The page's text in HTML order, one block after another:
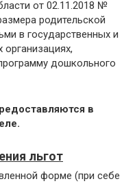
от 02.11.2018 №
родительской
в государственных и
дошкольного
в
льгот
форме (при себе